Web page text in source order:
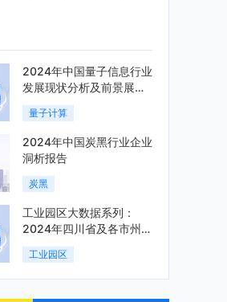
2024年中国量子信息行业
发展现状分析及前景展望
报告
量子计算
2024年中国炭黑行业企业
洞析报告
炭黑
工业园区大数据系列：
2024年四川省及各市州工
业园区全景洞析报告
工业园区